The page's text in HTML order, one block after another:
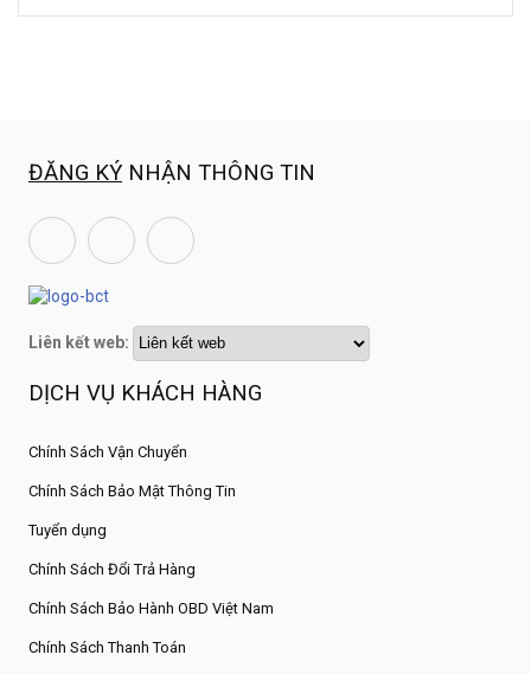
ĐĂNG KÝ NHẬN THÔNG TIN
Liên kết web:
DỊCH VỤ KHÁCH HÀNG
Chính Sách Vận Chuyển
Chính Sách Bảo Mật Thông Tin
Tuyển dụng
Chính Sách Đổi Trả Hàng
Chính Sách Bảo Hành OBD Việt Nam
Chính Sách Thanh Toán